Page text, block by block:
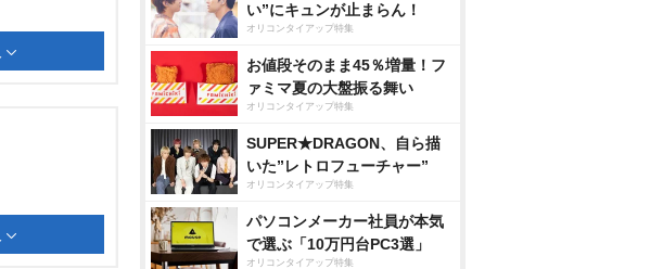
い”にキュンが止まらん！
オリコンタイアップ特集
お値段そのまま45％増量！フ
ァミマ夏の大盤振る舞い
オリコンタイアップ特集
SUPER★DRAGON、自ら描
いた”レトロフューチャー”
オリコンタイアップ特集
パソコンメーカー社員が本気
で選ぶ「10万円台PC3選」
オリコンタイアップ特集